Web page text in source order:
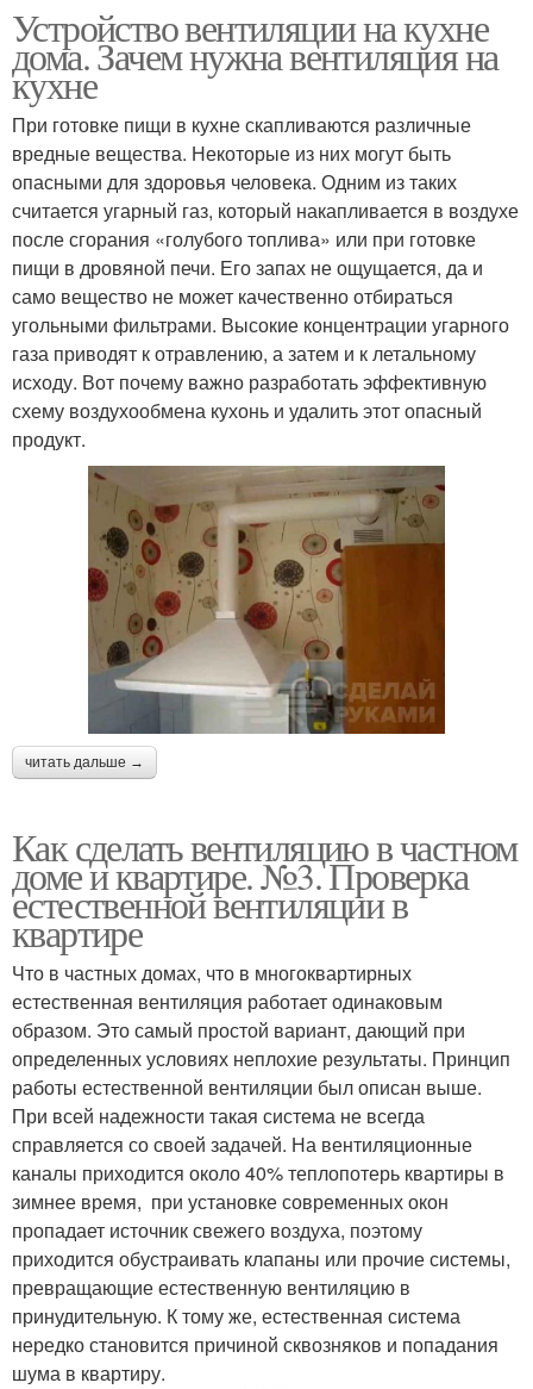
Устройство вентиляции на кухне
дома. Зачем нужна вентиляция на
кухне
При готовке пищи в кухне скапливаются различные
вредные вещества. Некоторые из них могут быть
опасными для здоровья человека. Одним из таких
считается угарный газ, который накапливается в воздухе
после сгорания «голубого топлива» или при готовке
пищи в дровяной печи. Его запах не ощущается, да и
само вещество не может качественно отбираться
угольными фильтрами. Высокие концентрации угарного
газа приводят к отравлению, а затем и к летальному
исходу. Вот почему важно разработать эффективную
схему воздухообмена кухонь и удалить этот опасный
продукт.
читать дальше →
Как сделать вентиляцию в частном
доме и квартире. №3. Проверка
естественной вентиляции в
квартире
Что в частных домах, что в многоквартирных
естественная вентиляция работает одинаковым
образом. Это самый простой вариант, дающий при
определенных условиях неплохие результаты. Принцип
работы естественной вентиляции был описан выше.
При всей надежности такая система не всегда
справляется со своей задачей. На вентиляционные
каналы приходится около 40% теплопотерь квартиры в
зимнее время, при установке современных окон
пропадает источник свежего воздуха, поэтому
приходится обустраивать клапаны или прочие системы,
превращающие естественную вентиляцию в
принудительную. К тому же, естественная система
нередко становится причиной сквозняков и попадания
шума в квартиру.